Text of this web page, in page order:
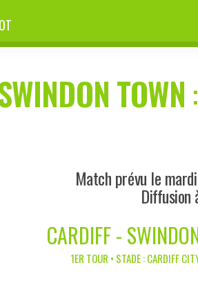
TOWN
Match prévu le
Diffusion
CARDIFF -
1ER TOUR • STADE : CARDIFF